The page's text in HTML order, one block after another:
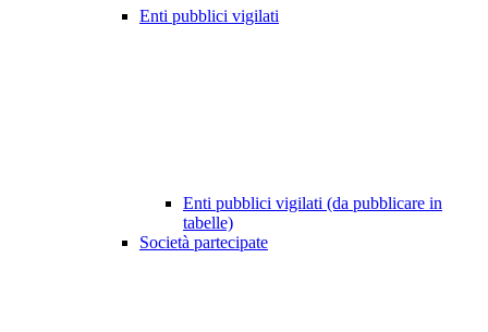
Enti pubblici vigilati
Enti pubblici vigilati (da pubblicare in
tabelle)
Società partecipate